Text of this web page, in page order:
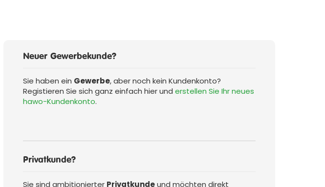
Neuer Gewerbekunde?
Sie haben ein Gewerbe, aber noch kein Kundenkonto?
Registieren Sie sich ganz einfach hier und erstellen Sie Ihr neues
hawo-Kundenkonto.
Privatkunde?
Sie sind ambitionierter Privatkundeund möchten direkt